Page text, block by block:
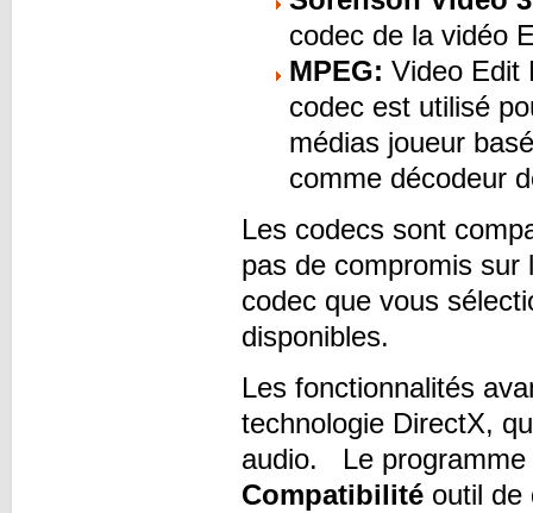
codec de la vidéo
MPEG: Video Edit
codec est utilisé
médias joueur
comme décodeur
Les codecs sont
pas de compromis
codec que vous
disponibles.
Les fonctionnalités
technologie DirectX,
audio. Le programme
Compatibilité outil de